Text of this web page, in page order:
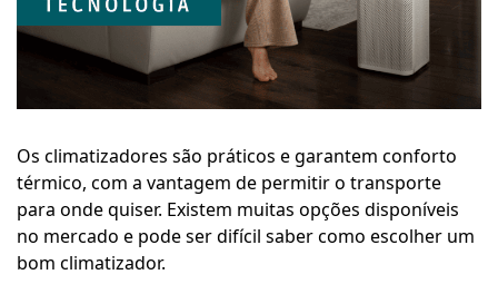
Os climatizadores são práticos e garantem conforto
térmico, com a vantagem de permitir o transporte
para onde quiser. Existem muitas opções disponíveis
no mercado e pode ser difícil saber como escolher um
bom climatizador.